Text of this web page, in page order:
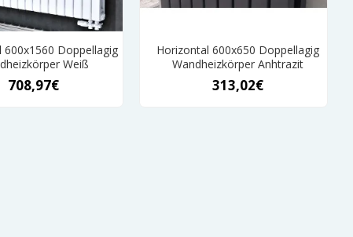
600x1560 Doppellagig
Weiß
708,97€
Horizontal 600x650 Doppellagig
Wandheizkörper Anhtrazit
313,02€